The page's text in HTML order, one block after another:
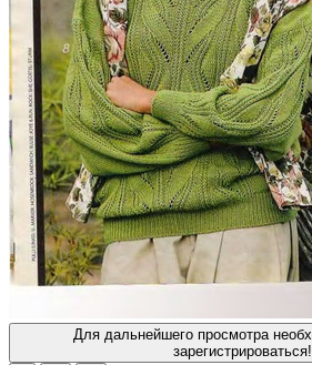
Для дальнейшего просмотра необходимо войти или
зарегистрироваться!